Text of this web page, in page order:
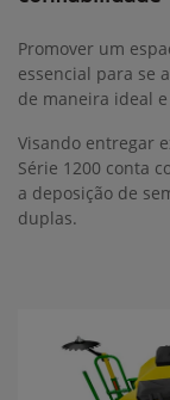
Promover um
essencial para se
de maneira ideal
Visando entregar
Série 1200 conta
a deposição de
duplas.